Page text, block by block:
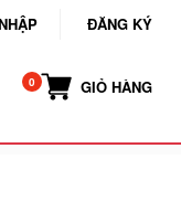
ĐĂNG KÝ
GIỎ HÀNG